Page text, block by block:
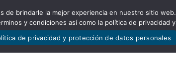
QUIÉNES SOMOS TRANSPARENCIA
de brindarle la mejor experiencia en nuestro sitio web.
y condiciones así como la política de privacidad
de privacidad y protección de datos personales